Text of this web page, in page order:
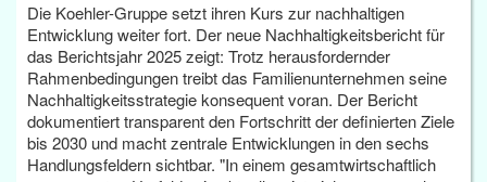
Die Koehler-Gruppe setzt ihren Kurs zur nachhaltigen
Entwicklung weiter fort. Der neue Nachhaltigkeitsbericht für
das Berichtsjahr 2025 zeigt: Trotz herausfordernder
Rahmenbedingungen treibt das Familienunternehmen seine
Nachhaltigkeitsstrategie konsequent voran. Der Bericht
dokumentiert transparent den Fortschritt der definierten Ziele
bis 2030 und macht zentrale Entwicklungen in den sechs
Handlungsfeldern sichtbar. "In einem gesamtwirtschaftlich